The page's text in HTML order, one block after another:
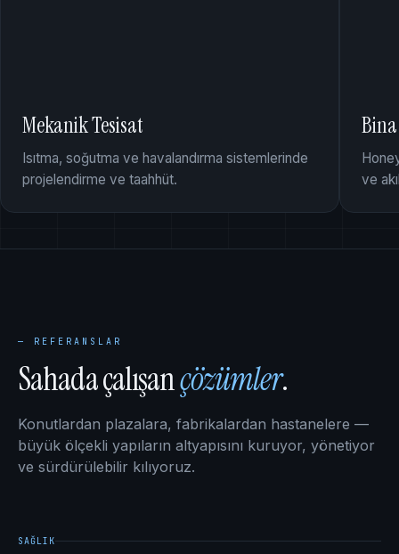
Mekanik Tesisat
Isıtma, soğutma ve havalandırma sistemlerinde
projelendirme ve taahhüt.
ve
— REFERANSLAR
Sahada çalışançözümler.
Konutlardan plazalara, fabrikalardan hastanelere —
büyük ölçekli yapıların altyapısını kuruyor, yönetiyor
ve sürdürülebilir kılıyoruz.
SAĞLIK